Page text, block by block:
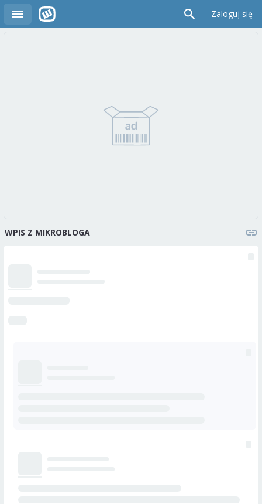
Zaloguj się
WPIS Z MIKROBLOGA